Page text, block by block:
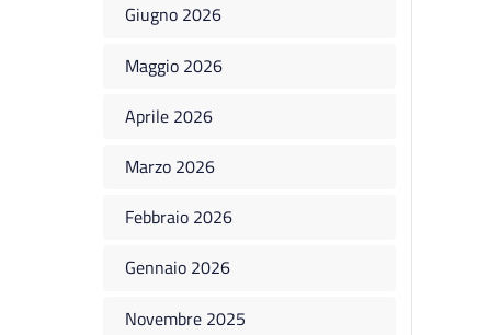
Giugno 2026
Maggio 2026
Aprile 2026
Marzo 2026
Febbraio 2026
Gennaio 2026
Novembre 2025